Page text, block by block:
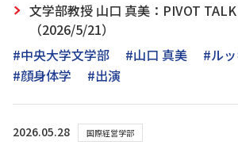
文学部教授 山口 真美：PIVOT
（2026/5/21）
#中央大学文学部
#山口 真美
#ル
#顔身体学
#出演
2026.05.28 国際経営学部